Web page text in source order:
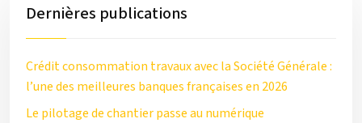
Dernières publications
Crédit consommation travaux avec la Société Générale :
l’une des meilleures banques françaises en 2026
Le pilotage de chantier passe au numérique